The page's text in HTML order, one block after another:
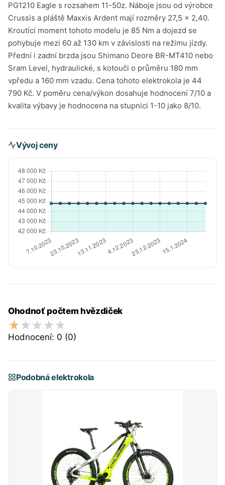
PG1210 Eagle s rozsahem 11-50z. Náboje jsou od výrobce
Crussis a pláště Maxxis Ardent mají rozměry 27,5 x 2,40.
Kroutící moment tohoto modelu je 85 Nm a dojezd se
pohybuje mezi 60 až 130 km v závislosti na režimu jízdy.
Přední i zadní brzda jsou Shimano Deore BR-MT410 nebo
Sram Level, hydraulické, s kotouči o průměru 180 mm
vpředu a 160 mm vzadu. Cena tohoto elektrokola je 44
790 Kč. V poměru cena/výkon dosahuje hodnocení 7/10 a
kvalita výbavy je hodnocena na stupnici 1-10 jako 8/10.
Vývoj ceny
Ohodnoť počtem hvězdiček
Hodnocení: 0 (0)
Podobná elektrokola